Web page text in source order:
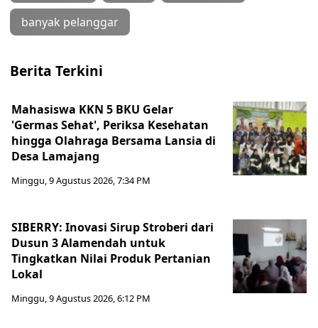
banyak pelanggar
Berita Terkini
Mahasiswa KKN 5 BKU Gelar
'Germas Sehat', Periksa Kesehatan
hingga Olahraga Bersama Lansia di
Desa Lamajang
Minggu, 9 Agustus 2026, 7:34 PM
SIBERRY: Inovasi Sirup Stroberi dari
Dusun 3 Alamendah untuk
Tingkatkan Nilai Produk Pertanian
Lokal
Minggu, 9 Agustus 2026, 6:12 PM